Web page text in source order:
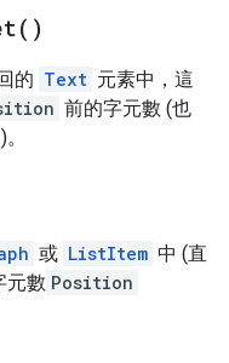
)
的 Text 元素中，這
前的字元數 (也
或 ListItem 中 (直
元數 Position